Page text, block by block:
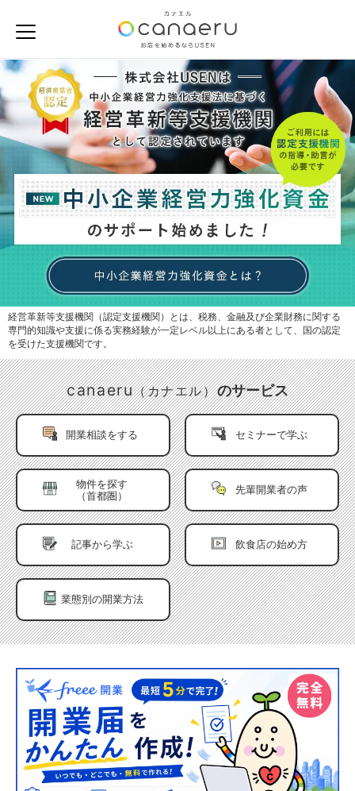
経営革新等支援機関（認定支援機関）とは、税務、金融及び企業財務に関する
専門的知識や支援に係る実務経験が一定レベル以上にある者として、国の認定
を受けた支援機関です。
canaeru（カナエル）のサービス
開業相談をする セミナーで学ぶ
物件を探す
（首都圏）
先輩開業者の声
記事から学ぶ 飲食店の始め方
業態別の開業方法